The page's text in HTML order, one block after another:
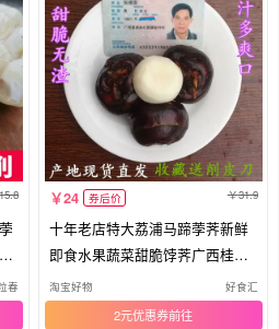
15.8
春
24 券后价 31.9
十年老店特大荔浦马蹄荸荠新鲜
即食水果蔬菜甜脆饽荠广西桂林
特产
淘宝好物 好食汇
2元优惠券